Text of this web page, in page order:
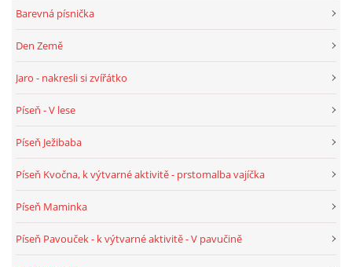
SVATÝ VÁCLAV
HALLOWEEN
SVATÝ MARTIN
Barevná písnička
Den Země
Jaro - nakresli si zvířátko
Píseň - V lese
Píseň Ježibaba
Píseň Kvočna, k výtvarné aktivitě - prstomalba vajíčka
Píseň Maminka
Píseň Pavouček - k výtvarné aktivitě - V pavučině